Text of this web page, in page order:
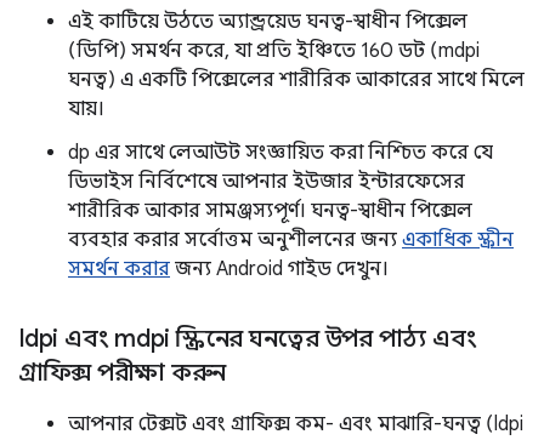
এই কাটিয়ে উঠতে অ্যান্ড্রয়েড ঘনত্ব-স্বাধীন পিক্সেল
(ডিপি) সমর্থন করে, যা প্রতি ইঞ্চিতে 160 ডট (mdpi
ঘনত্ব) এ একটি পিক্সেলের শারীরিক আকারের সাথে মিলে
যায়।
dp এর সাথে লেআউট সংজ্ঞায়িত করা নিশ্চিত করে যে
ডিভাইস নির্বিশেষে আপনার ইউজার ইন্টারফেসের
শারীরিক আকার সামঞ্জস্যপূর্ণ। ঘনত্ব-স্বাধীন পিক্সেল
ব্যবহার করার সর্বোত্তম অনুশীলনের জন্য একাধিক স্ক্রীন
সমর্থন করার জন্য Android গাইড দেখুন।
ldpi এবং mdpi স্ক্রিনের ঘনত্বের উপর পাঠ্য এবং
গ্রাফিক্স পরীক্ষা করুন
আপনার টেক্সট এবং গ্রাফিক্স কম- এবং মাঝারি-ঘনত্ব (ldpi